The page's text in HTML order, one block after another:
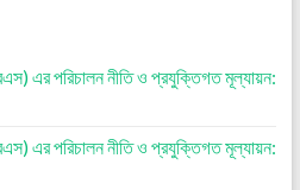
এর পরিচালন নীতি ও প্রযুক্তিগত মূল্যায়ন:
এর পরিচালন নীতি ও প্রযুক্তিগত মূল্যায়ন: